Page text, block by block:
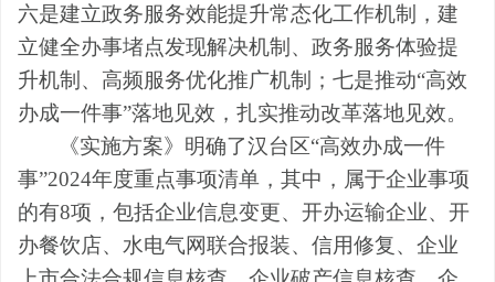
六是建立政务服务效能提升常态化工作机制 ， 建
立健全办事堵点发现解决机制 、 政务服务体验提
升机制 、 高频服务优化推广机制 ； 七是推动“高效
办成一件事”落地见效 ， 扎实推动改革落地见效。
《实施方案》明确了汉台区“高效办成一件
事”2024年度重点事项清单 ， 其中，属于企业事项
的有8项，包括企业信息变更、 开办运输企业、 开
办餐饮店、 水电气网联合报装、信用修复、企业